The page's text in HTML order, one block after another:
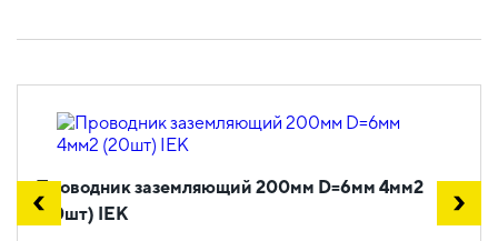
Проводник заземляющий 200мм D=6мм 4мм2
(20шт) IEK